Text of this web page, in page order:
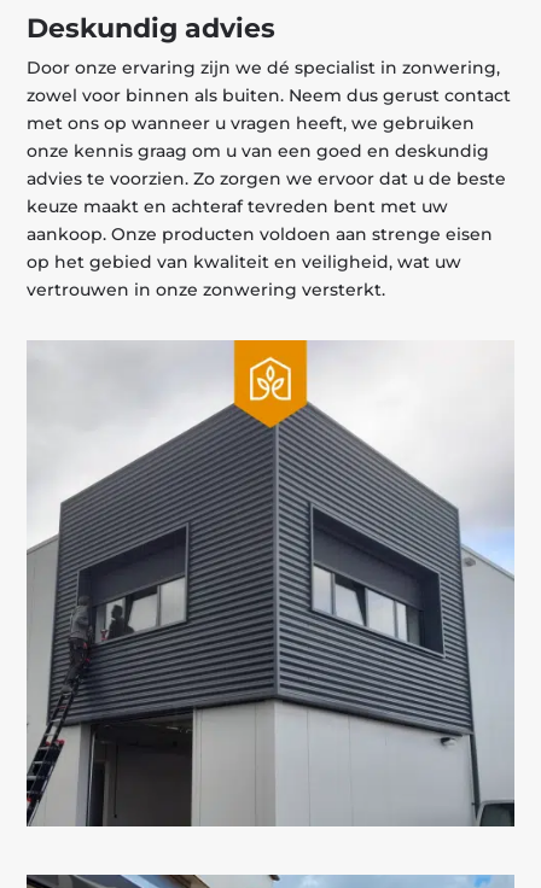
Deskundig advies
Door onze ervaring zijn we dé specialist in zonwering,
zowel voor binnen als buiten. Neem dus gerust contact
met ons op wanneer u vragen heeft, we gebruiken
onze kennis graag om u van een goed en deskundig
advies te voorzien. Zo zorgen we ervoor dat u de beste
keuze maakt en achteraf tevreden bent met uw
aankoop. Onze producten voldoen aan strenge eisen
op het gebied van kwaliteit en veiligheid, wat uw
vertrouwen in onze zonwering versterkt.